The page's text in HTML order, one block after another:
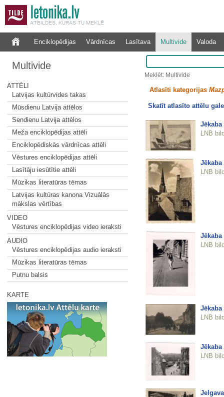
Enciklopēdijas Vārdnīcas Lasītava Multivide Valoda
Multivide
ATTĒLI
Latvijas kultūrvides takas
Mūsdienu Latvija attēlos
Sendienu Latvija attēlos
Meža enciklopēdijas attēli
Enciklopēdiskās vārdnīcas attēli
Vēstures enciklopēdijas attēli
Lasītāju iesūtītie attēli
Mūzikas literatūras tēmas
Latvijas kultūras kanona Vizuālās
mākslas vērtības
VIDEO
Vēstures enciklopēdijas video ieraksti
AUDIO
Vēstures enciklopēdijas audio ieraksti
Mūzikas literatūras tēmas
Putnu balsis
KARTE
Meklēt: Multivide
Atlasīti kategorijas
Skatīt atlasīto attēlu
Jēkaba
LNB
Jēkaba
LNB
Jēkaba
LNB
Jēkaba
LNB
LNB
Jelgava